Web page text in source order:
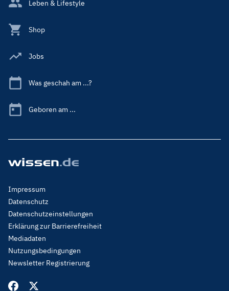
Leben & Lifestyle
Shop
Jobs
Was geschah am ...?
Geboren am ...
Footer
Menu
Legal
Impressum
Datenschutz
Datenschutzeinstellungen
Erklärung zur Barrierefreiheit
Mediadaten
Nutzungsbedingungen
Newsletter Registrierung